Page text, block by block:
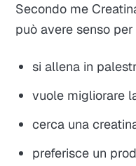
Secondo me
può avere senso per
si allena in
vuole migliorare
cerca una
preferisce un